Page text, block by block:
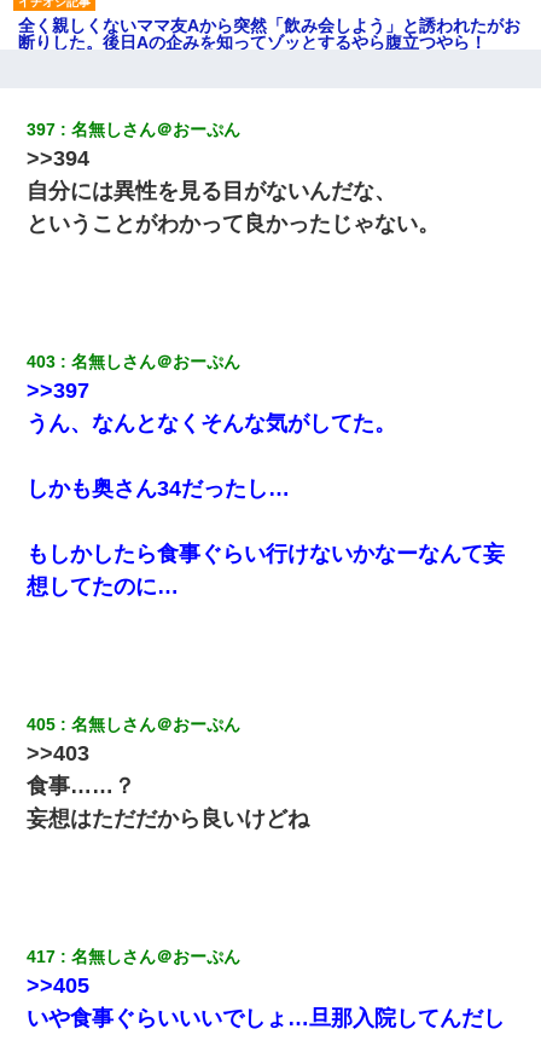
全く親しくないママ友Aから突然「飲み会しよう」と誘われたがお
断りした。後日Aの企みを知ってゾッとするやら腹立つやら！
食べる量増やすわｗ」→結果ｗｗｗｗｗ
【報告者がキチ】嫁「妊娠した」俺『それじゃあ皆に祝ってもら
おう』友人達を家に連れ帰ってホームパーティー→俺『皆に祝え
てもらえて良かったな！』→
私が遺産を相続。→それを知った義両親が「旅行代金を出せ！」
「リフォーム費用を負担しろ！」「金の管理は私達がする！」と
浅ましくも集りにきた。
からない
旦那の元カノをSNSで探して写真を保存して顔面評価スレで写真
を晒してた。ほとんどがブスという評価の中で二人ほど意外に好
評価で苦々しく思った
隣室のお婆ちゃん「下階からの異臭に困ってる、今もすっごく臭
い」私「変だなあ～なにも臭わないよ」→ その後。警察『絶対に
窓とドアを開けないで』
妻と同居し始めたときから、よく妻が「どこかで音漏れしてな
い？音楽聞こえる」と言っていて…
嫁の妹（26歳）がずっとウチに泊まりに来た結果→俺がヤバイｗ
ｗｗｗｗｗｗｗ
397 名無しさん＠おーぷん
>>394
自分には異性を見る目がないんだな、
ということがわかって良かったじゃない。
403 名無しさん＠おーぷん
>>397
うん、なんとなくそんな気がしてた。
しかも奥さん34だったし…
もしかしたら食事ぐらい行けないかなーなんて妄
想してたのに…
405 名無しさん＠おーぷん
>>403
食事……？
妄想はただだから良いけどね
417 名無しさん＠おーぷん
>>405
いや食事ぐらいいいでしょ…旦那入院してんだし